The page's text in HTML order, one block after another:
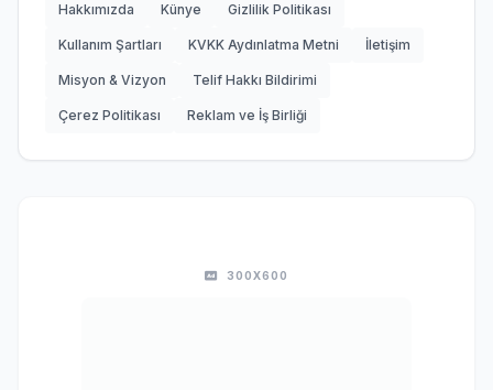
Hakkımızda Künye Gizlilik Politikası
Kullanım Şartları KVKK Aydınlatma Metni İletişim
Misyon & Vizyon Telif Hakkı Bildirimi
Çerez Politikası Reklam ve İş Birliği
300X600